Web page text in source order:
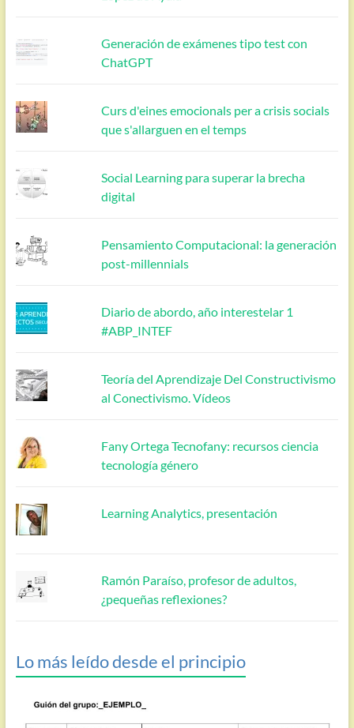
Generación de exámenes tipo test con
ChatGPT
Curs d'eines emocionals per a crisis socials
que s'allarguen en el temps
Social Learning para superar la brecha
digital
Pensamiento Computacional: la generación
post-millennials
Diario de abordo, año interestelar 1
#ABP_INTEF
Teoría del Aprendizaje Del Constructivismo
al Conectivismo. Vídeos
Fany Ortega Tecnofany: recursos ciencia
tecnología género
Learning Analytics, presentación
Ramón Paraíso, profesor de adultos,
¿pequeñas reflexiones?
Lo más leído desde el principio